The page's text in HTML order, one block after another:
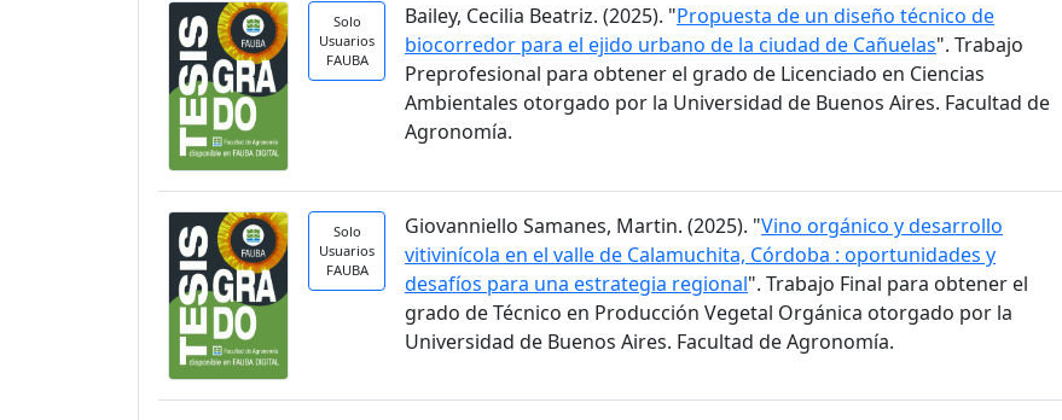
Solo
Usuarios
FAUBA
Bailey, Cecilia Beatriz. (2025). "Propuesta de un diseño técnico de
biocorredor para el ejido urbano de la ciudad de Cañuelas". Trabajo
Preprofesional para obtener el grado de Licenciado en Ciencias
Ambientales otorgado por la Universidad de Buenos Aires. Facultad de
Agronomía.
Solo
Usuarios
FAUBA
Giovanniello Samanes, Martin. (2025). "Vino orgánico y desarrollo
vitivinícola en el valle de Calamuchita, Córdoba : oportunidades y
desafíos para una estrategia regional". Trabajo Final para obtener el
grado de Técnico en Producción Vegetal Orgánica otorgado por la
Universidad de Buenos Aires. Facultad de Agronomía.